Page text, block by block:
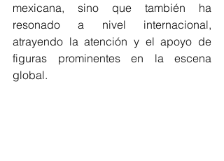
mexicana, sino que también ha
resonado a nivel internacional,
atrayendo la atención y el apoyo de
figuras prominentes en la escena
global.